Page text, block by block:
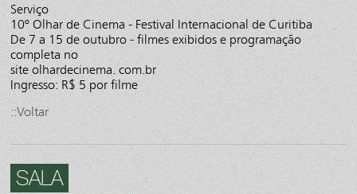
Serviço
10º Olhar de Cinema - Festival Internacional de Curitiba
De 7 a 15 de outubro - filmes exibidos e programação
completa no
site olhardecinema. com.br
Ingresso: R$ 5 por filme
::Voltar
SALA